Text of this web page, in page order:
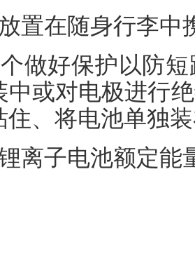
放置在随身行李中
个做好保护以防
中或对电极进行
住、将电池单独
锂离子电池额定